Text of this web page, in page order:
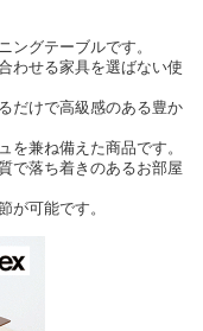
ングテーブルです。
わせる家具を選ばない使
だけで高級感のある豊か
を兼ね備えた商品です。
で落ち着きのあるお部屋
が可能です。